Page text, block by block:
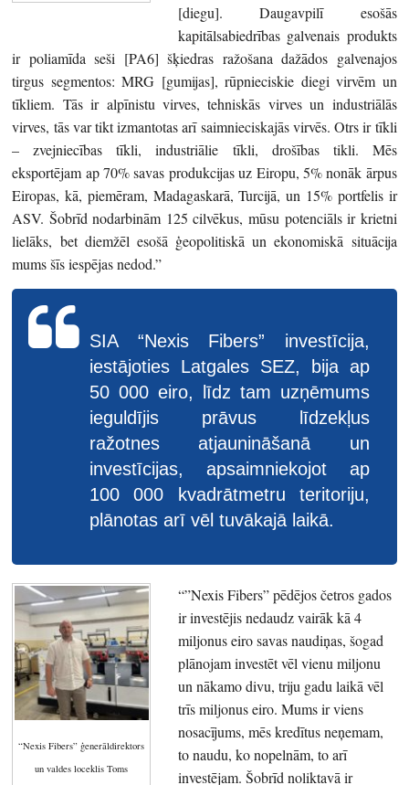
[diegu]. Daugavpilī esošās
kapitālsabiedrības galvenais produkts
ir poliamīda seši [PA6] šķiedras ražošana dažādos galvenajos
tirgus segmentos: MRG [gumijas], rūpnieciskie diegi virvēm un
tīkliem. Tās ir alpīnistu virves, tehniskās virves un industriālās
virves, tās var tikt izmantotas arī saimnieciskajās virvēs. Otrs ir tīkli
– zvejniecības tīkli, industriālie tīkli, drošības tikli. Mēs
eksportējam ap 70% savas produkcijas uz Eiropu, 5% nonāk ārpus
Eiropas, kā, piemēram, Madagaskarā, Turcijā, un 15% portfelis ir
ASV. Šobrīd nodarbinām 125 cilvēkus, mūsu potenciāls ir krietni
lielāks, bet diemžēl esošā ģeopolitiskā un ekonomiskā situācija
mums šīs iespējas nedod.”
SIA “Nexis Fibers” investīcija,
iestājoties Latgales SEZ, bija ap
50 000 eiro, līdz tam uzņēmums
ieguldījis prāvus līdzekļus
ražotnes atjaunināšanā un
investīcijas, apsaimniekojot ap
100 000 kvadrātmetru teritoriju,
plānotas arī vēl tuvākajā laikā.
“Nexis Fibers” ģenerāldirektors
un valdes loceklis Toms
“”Nexis Fibers” pēdējos četros gados
ir investējis nedaudz vairāk kā 4
miljonus eiro savas naudiņas, šogad
plānojam investēt vēl vienu miljonu
un nākamo divu, triju gadu laikā vēl
trīs miljonus eiro. Mums ir viens
nosacījums, mēs kredītus neņemam,
to naudu, ko nopelnām, to arī
investējam. Šobrīd noliktavā ir